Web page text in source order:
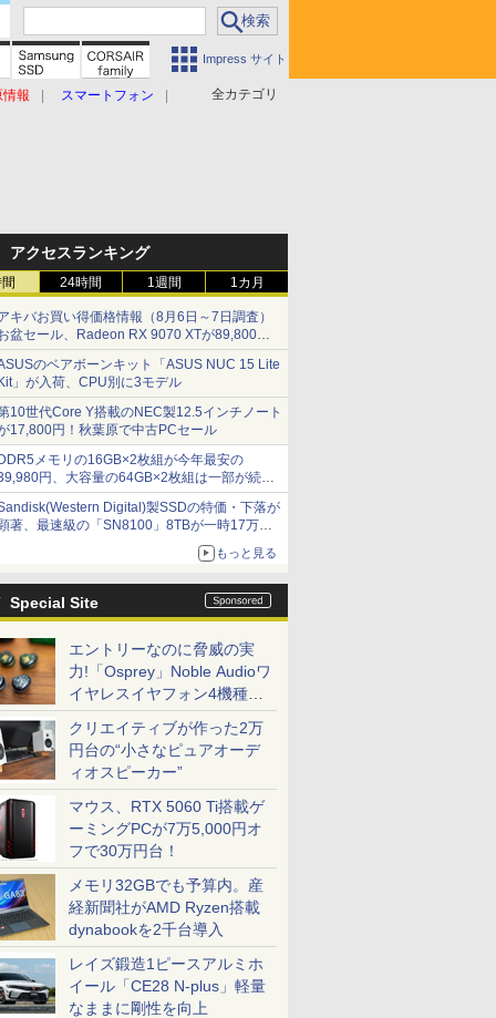
Impress サイト
全カテゴリ
情報 スマートフォン
アクセスランキング
24時間 1週間 1カ月
キバお買い得価格情報（8月6日～7日調査）
盆セール、Radeon RX 9070 XTが89,800
、水平周波数24.8kHz対応の17型モニターが
円、暑さ指数連動セール ほか
のベアボーンキット「ASUS NUC 15 Lite
」が入荷、CPU別に3モデル
10世代Core Y搭載のNEC製12.5インチノート
17,800円！秋葉原で中古PCセール
メモリの16GB×2枚組が今年最安の
円、大容量の64GB×2枚組は一部が続騰
月前半のメモリ価格]
Digital)製SSDの特価・下落が
著、最速級の「SN8100」8TBが一時17万円
もっと見る
Special Site
エントリーなのに脅威の実
力!「Osprey」Noble Audioワ
イヤレスイヤフォン4機種を
一気に聴く
クリエイティブが作った2万
円台の“小さなピュアオーデ
ィオスピーカー”
マウス、RTX 5060 Ti搭載ゲ
ーミングPCが7万5,000円オ
フで30万円台！
メモリ32GBでも予算内。産
経新聞社がAMD Ryzen搭載
dynabookを2千台導入
レイズ鍛造1ピースアルミホ
イール「CE28 N-plus」軽量
なままに剛性を向上